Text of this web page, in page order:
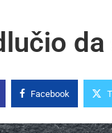
Facebook